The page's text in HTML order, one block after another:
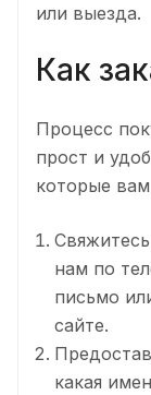
или выезда.
Как
Процесс
прост и
которые
нам по
письмо
сайте.
какая